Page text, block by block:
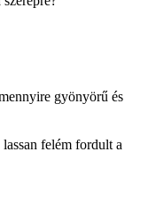
gyönyörű és
felém fordult a